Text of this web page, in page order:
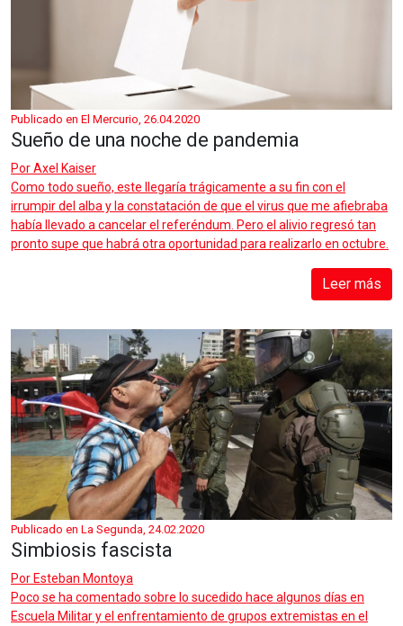
Publicado en El Mercurio, 26.04.2020
Sueño de una noche de pandemia
PorAxel Kaiser
Como todo sueño, este llegaría trágicamente a su fin con el
irrumpir del alba y la constatación de que el virus que me afiebraba
había llevado a cancelar el referéndum. Pero el alivio regresó tan
pronto supe que habrá otra oportunidad para realizarlo en octubre.
Leer más
Publicado en La Segunda, 24.02.2020
Simbiosis fascista
Por Esteban Montoya
Poco se ha comentado sobre lo sucedido hace algunos días en
Escuela Militar y el enfrentamiento de grupos extremistas en el